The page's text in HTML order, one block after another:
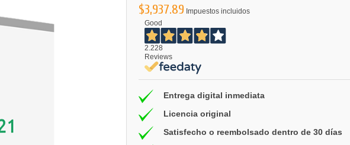
$3,937.89 Impuestos incluidos
Good
2.228
Reviews
Entrega digital inmediata
Licencia original
Satisfecho o reembolsado dentro de 30 días